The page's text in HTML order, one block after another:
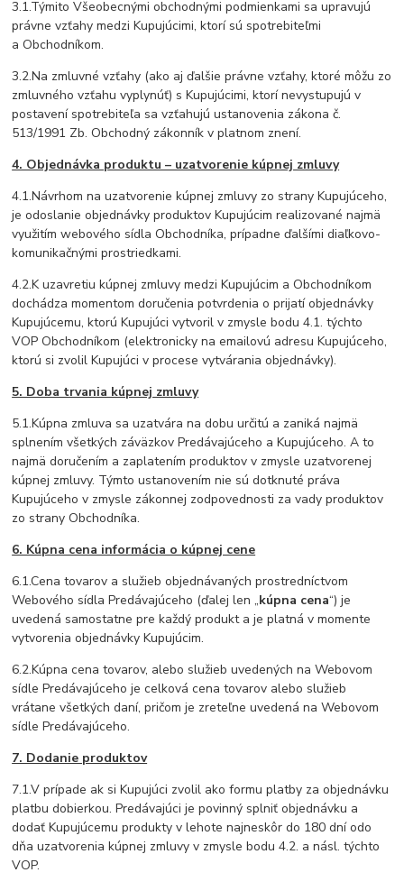
3.1.Týmito Všeobecnými obchodnými podmienkami sa upravujú
právne vzťahy medzi Kupujúcimi, ktorí sú spotrebiteľmi
a Obchodníkom.
3.2.Na zmluvné vzťahy (ako aj ďalšie právne vzťahy, ktoré môžu zo
zmluvného vzťahu vyplynúť) s Kupujúcimi, ktorí nevystupujú v
postavení spotrebiteľa sa vzťahujú ustanovenia zákona č.
513/1991 Zb. Obchodný zákonník v platnom znení.
4. Objednávka produktu – uzatvorenie kúpnej zmluvy
4.1.Návrhom na uzatvorenie kúpnej zmluvy zo strany Kupujúceho,
je odoslanie objednávky produktov Kupujúcim realizované najmä
využitím webového sídla Obchodníka, prípadne ďalšími diaľkovo-
komunikačnými prostriedkami.
4.2.K uzavretiu kúpnej zmluvy medzi Kupujúcim a Obchodníkom
dochádza momentom doručenia potvrdenia o prijatí objednávky
Kupujúcemu, ktorú Kupujúci vytvoril v zmysle bodu 4.1. týchto
VOP Obchodníkom (elektronicky na emailovú adresu Kupujúceho,
ktorú si zvolil Kupujúci v procese vytvárania objednávky).
5. Doba trvania kúpnej zmluvy
5.1.Kúpna zmluva sa uzatvára na dobu určitú a zaniká najmä
splnením všetkých záväzkov Predávajúceho a Kupujúceho. A to
najmä doručením a zaplatením produktov v zmysle uzatvorenej
kúpnej zmluvy. Týmto ustanovením nie sú dotknuté práva
Kupujúceho v zmysle zákonnej zodpovednosti za vady produktov
zo strany Obchodníka.
6. Kúpna cena informácia o kúpnej cene
6.1.Cena tovarov a služieb objednávaných prostredníctvom
Webového sídla Predávajúceho (ďalej len „kúpna cena“) je
uvedená samostatne pre každý produkt a je platná v momente
vytvorenia objednávky Kupujúcim.
6.2.Kúpna cena tovarov, alebo služieb uvedených na Webovom
sídle Predávajúceho je celková cena tovarov alebo služieb
vrátane všetkých daní, pričom je zreteľne uvedená na Webovom
sídle Predávajúceho.
7. Dodanie produktov
7.1.V prípade ak si Kupujúci zvolil ako formu platby za objednávku
platbu dobierkou. Predávajúci je povinný splniť objednávku a
dodať Kupujúcemu produkty v lehote najneskôr do 180 dní odo
dňa uzatvorenia kúpnej zmluvy v zmysle bodu 4.2. a násl. týchto
VOP.